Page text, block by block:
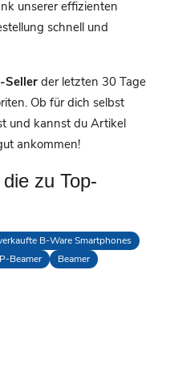
unserer effizienten
schnell und
Sellerder letzten 30 Tage
Ob für dich selbst
und kannst du Artikel
ankommen!
zu Top-
B-Ware Smartphones
Beamer
Beamer